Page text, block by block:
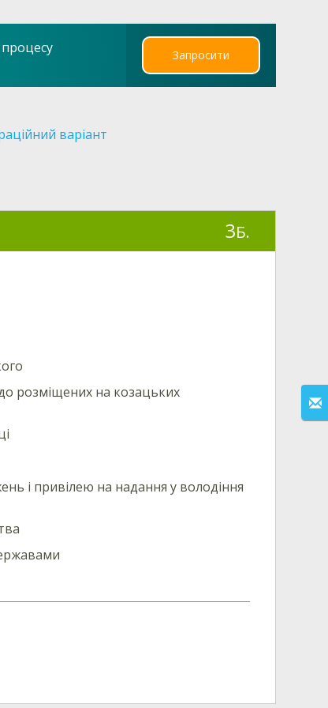
Запросити
варіант
3Б.
розміщених на козацьких
і привілею на надання у володіння